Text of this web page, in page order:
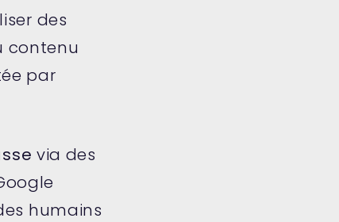
des
contenu
par
via des
humains